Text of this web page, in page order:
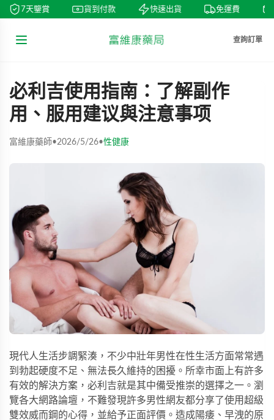
7天鑒賞 貨到付款 快速出貨 免運費
查詢訂單
必利吉使用指南：了解副作
用、服用建议與注意事项
富維康藥師•2026/5/26•性健康
現代人生活步調緊湊，不少中壯年男性在性生活方面常常遇
到勃起硬度不足、無法長久維持的困擾。所幸市面上有許多
有效的解決方案， 必利吉就是其中備受推崇的選擇之一。瀏
覽各大網路論壇，不難發現許多男性網友都分享了使用超級
雙效威而鋼的心得，並給予正面評價。造成陽痿、早洩的原